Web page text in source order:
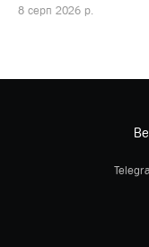
8 серп 2026 р.